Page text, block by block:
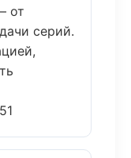
от
серий.